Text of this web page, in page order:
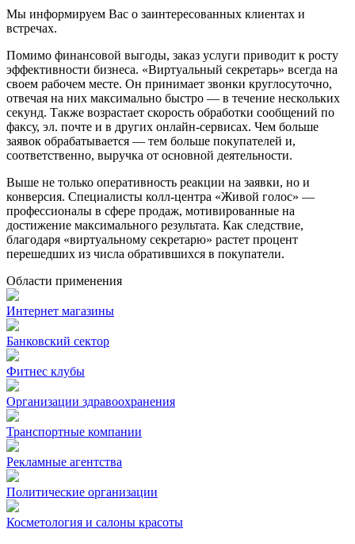
Мы информируем Вас о заинтересованных клиентах и
встречах.
Помимо финансовой выгоды, заказ услуги приводит к росту
эффективности бизнеса. «Виртуальный секретарь» всегда на
своем рабочем месте. Он принимает звонки круглосуточно,
отвечая на них максимально быстро — в течение нескольких
секунд. Также возрастает скорость обработки сообщений по
факсу, эл. почте и в других онлайн-сервисах. Чем больше
заявок обрабатывается — тем больше покупателей и,
соответственно, выручка от основной деятельности.
Выше не только оперативность реакции на заявки, но и
конверсия. Специалисты колл-центра «Живой голос» —
профессионалы в сфере продаж, мотивированные на
достижение максимального результата. Как следствие,
благодаря «виртуальному секретарю» растет процент
перешедших из числа обратившихся в покупатели.
Области применения
Интернет магазины
Банковский сектор
Фитнес клубы
Организации здравоохранения
Транспортные компании
Рекламные агентства
Политические организации
Косметология и салоны красоты